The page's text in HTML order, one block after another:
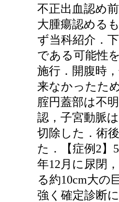
不正出血認め
大腫瘍認める
ず当科紹介．
である可能性
施行．開腹時
来なかったた
腟円蓋部は不
認，子宮動脈
切除した．術
た．【症例2】
年12月に尿閉
る約10cm大の
強く確定診断